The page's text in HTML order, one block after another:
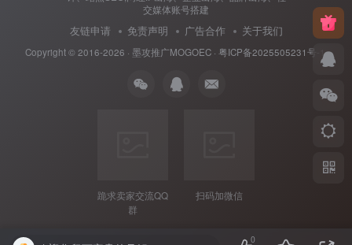
交媒体账号搭建
友链申请 免责声明 广告合作 关于我们
Copyright © 2016-2026 · 墨攻推广MOGOEC· 粤ICP备2025505231号-1.
跪求卖家交流QQ
群
扫码加微信
0